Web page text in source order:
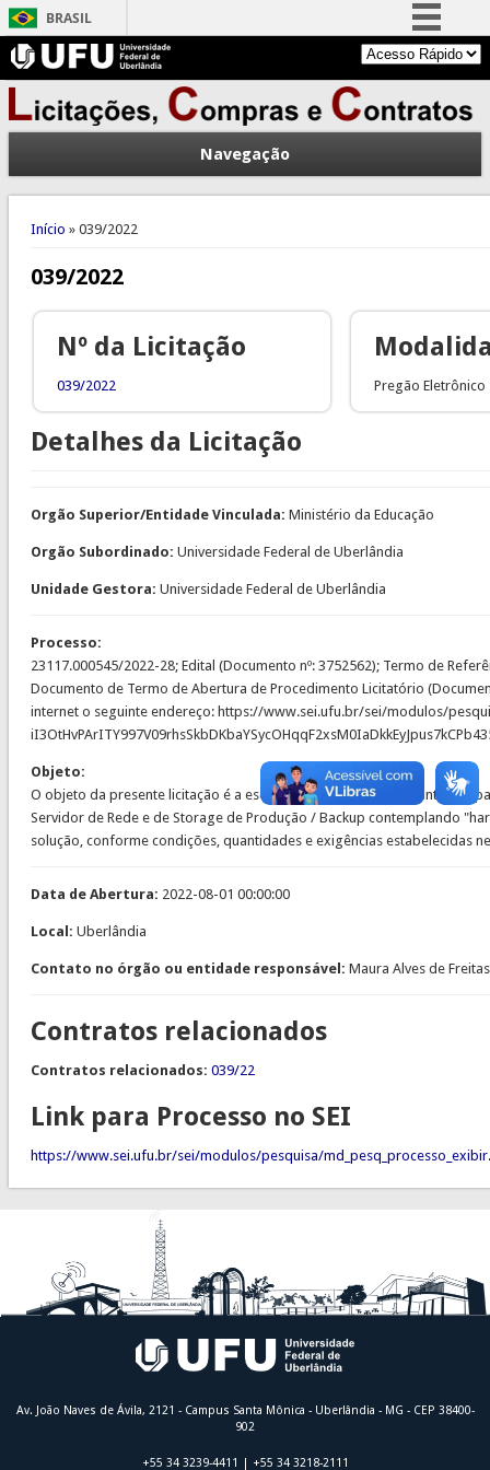
BRASIL
Simplifique!
Comunica BR
Participe
Acesso à informação
Legislação
Navegação
Você está aqui
Início » 039/2022
039/2022
Nº da Licitação
039/2022 Pregão Eletrônico
Detalhes da Licitação
Orgão Superior/Entidade Vinculada: Ministério da Educação
Orgão Subordinado: Universidade Federal de Uberlândia
Unidade Gestora: Universidade Federal de Uberlândia
Processo:
23117.000545/2022-28; Edital (Documento nº: 3752562); Termo de
Documento de Termo de Abertura de Procedimento Licitatório
internet o seguinte endereço: https://www.sei.ufu.br/sei/modulos/
Objeto:
O objeto da presente licitação é a escolha da proposta mais vantajosa
Servidor de Rede e de Storage de Produção / Backup contemplando
solução, conforme condições, quantidades e exigências estabelecidas
Data de Abertura: 2022-08-01 00:00:00
Local: Uberlândia
Contato no órgão ou entidade responsável: Maura Alves de
Contratos relacionados
Contratos relacionados: 039/22
Link para Processo no SEI
https://www.sei.ufu.br/sei/modulos/pesquisa/
Av. João Naves de Ávila, 2121 - Campus Santa Mônica - Uberlândia - MG - CEP 38400-
902
+55 34 3239-4411 | +55 34 3218-2111